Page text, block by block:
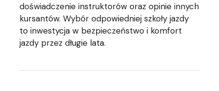
doświadczenie instruktorów oraz opinie innych
kursantów. Wybór odpowiedniej szkoły jazdy
to inwestycja w bezpieczeństwo i komfort
jazdy przez długie lata.